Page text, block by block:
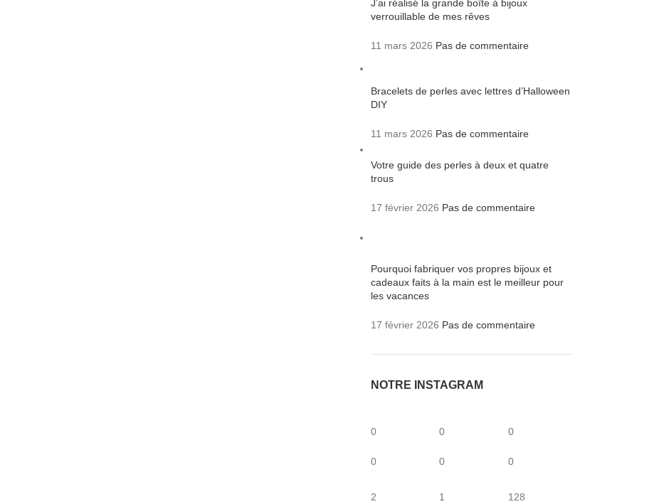
J’ai réalisé la grande boîte à bijoux
verrouillable de mes rêves
11 mars 2026 Pas de commentaire
Bracelets de perles avec lettres d’Halloween
DIY
11 mars 2026 Pas de commentaire
Votre guide des perles à deux et quatre
trous
17 février 2026 Pas de commentaire
Pourquoi fabriquer vos propres bijoux et
cadeaux faits à la main est le meilleur pour
les vacances
17 février 2026 Pas de commentaire
NOTRE INSTAGRAM
0
0
0
0
0
0
2 1 128